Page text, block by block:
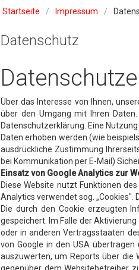
Startseite / Impressum /
Datenschutz
Über das Interesse von Ihnen,
über den Umgang mit Ihren
Datenschutzerklärung. Eine
Daten erhoben werden (wie
ausdrückliche Zustimmung
bei Kommunikation per E-Mail)
Einsatz von Google Analytics zur
Diese Website nutzt Funktionen
Analytics verwendet sog.
Die durch den Cookie erzeugten
gespeichert. Im Falle der
oder in anderen Vertragsstaaten
von Google in den USA
auszuwerten, um Reports über die